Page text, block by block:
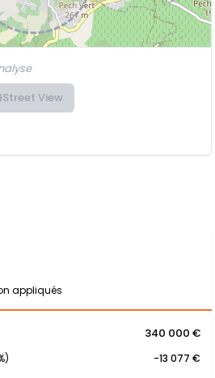
Street View
appliqués
340 000 €
-13 077 €